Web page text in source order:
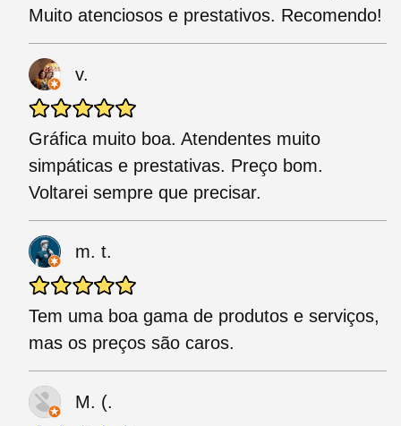
Muito atenciosos e prestativos. Recomendo!
v.
Gráfica muito boa. Atendentes muito
simpáticas e prestativas. Preço bom.
Voltarei sempre que precisar.
m. t.
Tem uma boa gama de produtos e serviços,
mas os preços são caros.
M. (.